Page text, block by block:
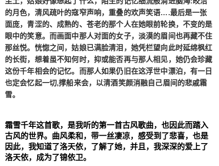
的月色，清风疏叶的寇窄声响，重叠的欢声笑语….最后是一张
面庞，青涩的、成熟的、苍老的那个人在她眼前轮换，不变的是
眼中的笑意。而画面中那人对面的女子，淡漠的眉间也再藏不住
那丝悦。恍惚之间，姑娘已满脸清泪，她凭栏望向此时延绵枫红
的长街，想着虽不知何时，抑或能否再与那人相见，她仍会珍藏
这份千年相会的记忆。而那人如果仍旧在这浮世中漂泊，有一日
也定会忆起一切,撑船来会，以清酒笑颜消融自己眉间的悲戚霜
雪。
霜雪千年这首歌，是我听的第一首古风歌曲，也因此而踏入
古风的世界。曲风柔和，带一丝凄凉，感受到了悲喜，也是
因此，我知道了洛天依，了解了她，并且，我深深的爱上了
洛天依，成为了锦依卫。
色，仿佛已入夜。忽而柳暗花明，见老街楼阁，姑
娘_上岸，沿街而行，却发现空无-一人。月色在烟
云中隐约，间或有星点细雨落下，姑娘行至尽头处
楼阁前，望着斑驳石阶，庭院中的疏落草木花瓣，
恍然间仿佛即将就能明晰事情的眉目，而线索却刹
那间如游丝般离手而去。她入院推门上楼，见二石
凳一桌，桌上摆着两盏琼觞，皆已覆上尘土，姑娘
好像想起了什么，陌生的记忆细流般淌进脑海:皎洁
最后是一张面庞，青涩的、成熟的、苍老的那个人
在她眼前轮换，不变的是眼中的笑意。而画面中那
人对面的女子，淡漠的眉间也再藏不住那丝悦。恍
惚之间，姑娘已满脸清泪，她凭栏望向此时延绵枫
扫描二维码继续阅读